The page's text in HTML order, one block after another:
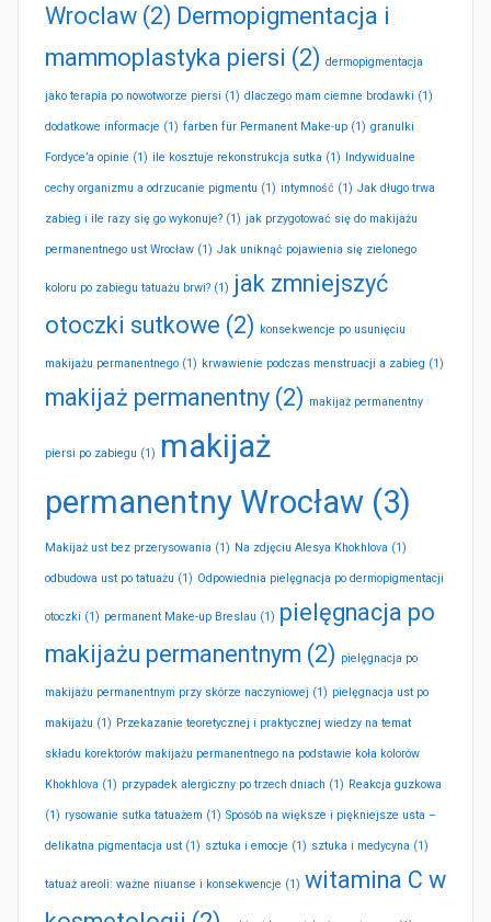
Wroclaw (2) Dermopigmentacja i
mammoplastyka piersi (2) dermopigmentacja
jako terapia po nowotworze piersi (1) dlaczego mam ciemne brodawki (1)
dodatkowe informacje (1) farben für Permanent Make-up (1) granulki
Fordyce’a opinie (1) ile kosztuje rekonstrukcja sutka (1) Indywidualne
cechy organizmu a odrzucanie pigmentu (1) intymność (1) Jak długo trwa
zabieg i ile razy się go wykonuje? (1) jak przygotować się do makijażu
permanentnego ust Wrocław (1) Jak uniknąć pojawienia się zielonego
koloru po zabiegu tatuażu brwi? (1) jak zmniejszyć
otoczki sutkowe (2) konsekwencje po usunięciu
makijażu permanentnego (1) krwawienie podczas menstruacji a zabieg (1)
makijaż permanentny (2) makijaż permanentny
piersi po zabiegu (1) makijaż
permanentny Wrocław (3)
Makijaż ust bez przerysowania (1) Na zdjęciu Alesya Khokhlova (1)
odbudowa ust po tatuażu (1) Odpowiednia pielęgnacja po dermopigmentacji
otoczki (1) permanent Make-up Breslau (1) pielęgnacja po
makijażu permanentnym (2) pielęgnacja po
makijażu permanentnym przy skórze naczyniowej (1) pielęgnacja ust po
makijażu (1) Przekazanie teoretycznej i praktycznej wiedzy na temat
składu korektorów makijażu permanentnego na podstawie koła kolorów
Khokhlova (1) przypadek alergiczny po trzech dniach (1) Reakcja guzkowa
(1) rysowanie sutka tatuażem (1) Sposób na większe i piękniejsze usta –
delikatna pigmentacja ust (1) sztuka i emocje (1) sztuka i medycyna (1)
tatuaż areoli: ważne niuanse i konsekwencje (1) witamina C w